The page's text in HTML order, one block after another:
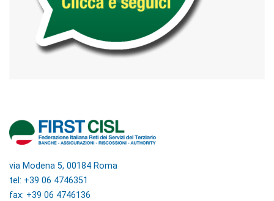
via Modena 5, 00184 Roma
tel: +39 06 4746351
fax: +39 06 4746136